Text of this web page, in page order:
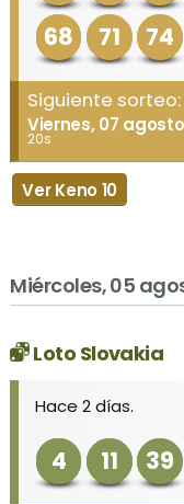
68
71 74
Siguiente sorteo:
Viernes, 07
20s
Ver Keno 10
Miércoles, 05
Loto Slovakia
Hace 2 días.
4 11 39